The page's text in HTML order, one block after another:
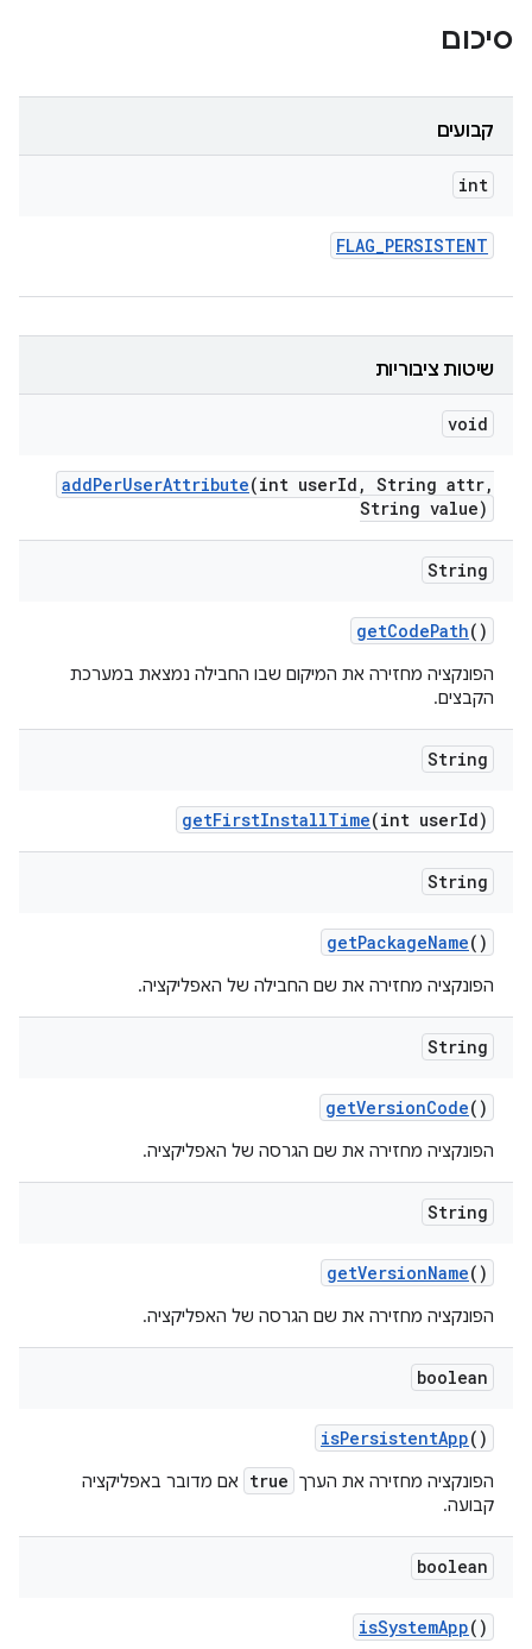
סיכום
קבועים
int
FLAG_PERSISTENT
שיטות ציבוריות
void
addPerUserAttribute(int userId , String attr,
String value)
String
getCodePath()
הפונקציה מחזירה את המיקום שבו החבילה נמצאת במערכת
הקבצים.
String
getFirstInstallTime(int userId)
String
getPackageName()
הפונקציה מחזירה את שם החבילה של האפליקציה.
String
getVersionCode()
הפונקציה מחזירה את שם הגרסה של האפליקציה.
String
getVersionName()
הפונקציה מחזירה את שם הגרסה של האפליקציה.
boolean
isPersistentApp()
הפונקציה מחזירה את הערך true
אם מדובר באפליקציה
קבועה.
boolean
isSystemApp()